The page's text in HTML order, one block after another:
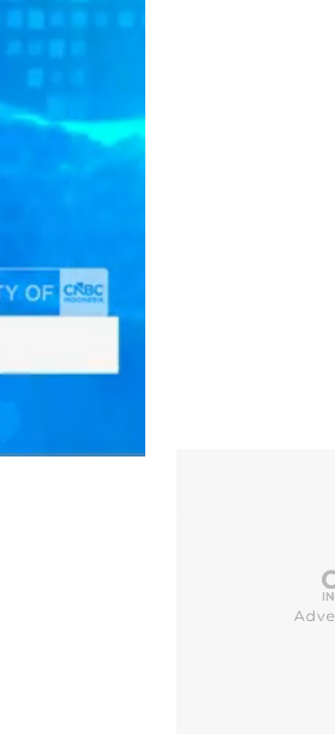
biaya
Eramandiri
di sektor
ini, maka
buatan
Nachiar
dalam Squawk